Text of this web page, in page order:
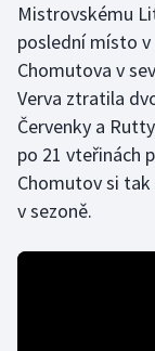
Mistrovskému
poslední místo
Chomutova v
Verva ztratila
Červenky a
po 21 vteřinách
Chomutov si
v sezoně.